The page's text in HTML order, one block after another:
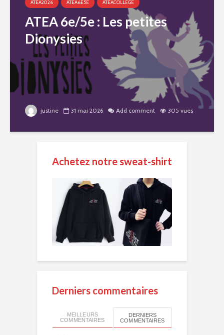
ATEA2026 ATEA6E5E ATEACOLLÈGE
ATEA 6e/5e : Les petites
Dionysies
justine 31 mai 2026 Add comment 305 vues
Achetez notre sweat-shirt
Derniers commentaires
MEILLEURS
COMMENTAIRES
DERNIERS
COMMENTAIRES